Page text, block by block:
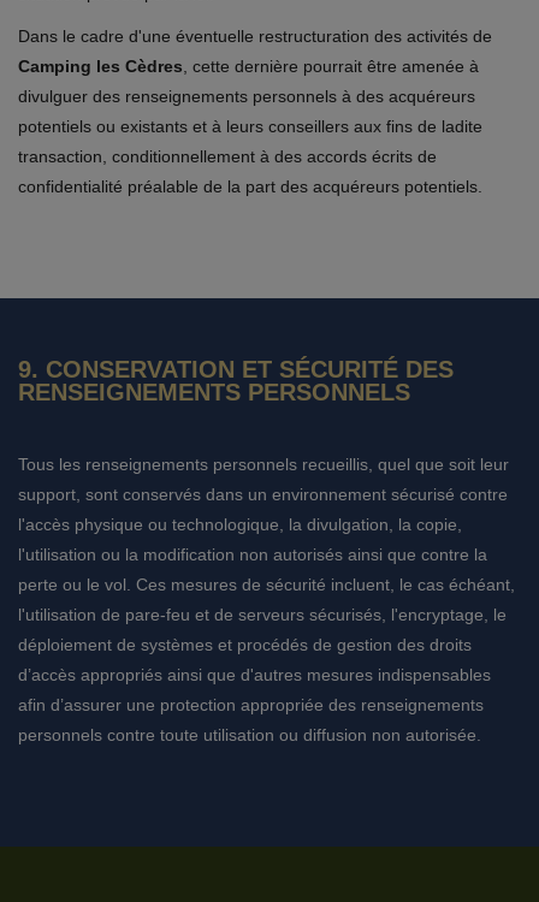
Dans le cadre d'une éventuelle restructuration des activités de
Camping les Cèdres , cette dernière pourrait être amenée à
divulguer des renseignements personnels à des acquéreurs
potentiels ou existants et à leurs conseillers aux fins de ladite
transaction, conditionnellement à des accords écrits de
confidentialité préalable de la part des acquéreurs potentiels.
9. CONSERVATION ET SÉCURITÉ DES
RENSEIGNEMENTS PERSONNELS
Tous les renseignements personnels recueillis, quel que soit leur
support, sont conservés dans un environnement sécurisé contre
l'accès physique ou technologique, la divulgation, la copie,
l'utilisation ou la modification non autorisés ainsi que contre la
perte ou le vol. Ces mesures de sécurité incluent, le cas échéant,
l'utilisation de pare-feu et de serveurs sécurisés, l'encryptage, le
déploiement de systèmes et procédés de gestion des droits
d’accès appropriés ainsi que d'autres mesures indispensables
afin d’assurer une protection appropriée des renseignements
personnels contre toute utilisation ou diffusion non autorisée.